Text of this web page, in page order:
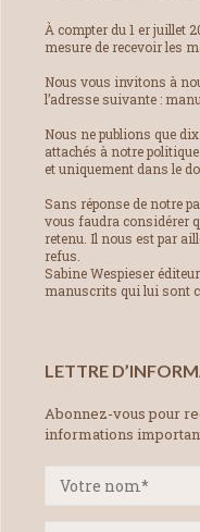
À compter du 1 er juillet
mesure de recevoir les
Nous vous invitons à
l’adresse suivante :
Nous ne publions que
attachés à notre politique
et uniquement dans le
Sans réponse de notre
vous faudra considérer
retenu. Il nous est par
refus.
Sabine Wespieser
manuscrits qui lui sont
LETTRE
Abonnez-vous pour
informations